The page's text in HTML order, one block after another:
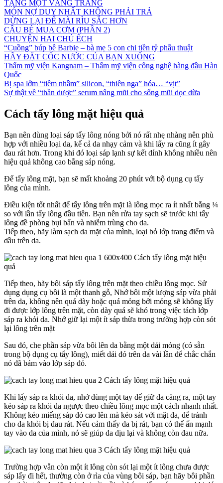
TẶNG MỘT VẦNG TRĂNG
MÓN NỢ DUY NHẤT KHÔNG PHẢI TRẢ
DỪNG LẠI ĐỂ MÀI RÌU SẮC HƠN
CẬU BÉ MUA CƠM (PHẦN 2)
CHUYỆN HAI CHÚ ẾCH
“Cuồng” búp bê Barbie – bà mẹ 5 con chi tiền tỷ phẫu thuật
HÃY ĐẶT CỐC NƯỚC CỦA BẠN XUỐNG
Thẩm mỹ viện Kangnam – Thẩm mỹ viện công nghệ hàng đầu Hàn
Quốc
Bị spa lởm “tiêm nhầm” silicon, “thiên nga” hóa… “vịt”
Sự thật về “thần dược” serum nâng mũi cho sống mũi dọc dừa
Cách tẩy lông mặt hiệu quả
Bạn nên dùng loại sáp tẩy lông nóng bởi nó rất nhẹ nhàng nên phù
hợp với nhiều loại da, kể cả da nhạy cảm và khi lấy ra cũng ít gây
đau rát hơn. Trong khi đó loại sáp lạnh sự kết dính không nhiều nên
hiệu quả không cao bằng sáp nóng.
Để tẩy lông mặt, bạn sẽ mất khoảng 20 phút với bộ dụng cụ tẩy
lông của mình.
Điều kiện tốt nhất để tẩy lông trên mặt là lông mọc ra ít nhất bằng ¼
so với lần tẩy lông đầu tiên. Bạn nên rửa tay sạch sẽ trước khi tẩy
lông đề phòng bụi bẩn và nhiễm trùng cho da.
Tiếp theo, hãy làm sạch da mặt của mình, loại bỏ lớp trang điểm và
dầu trên da.
Tiếp theo, hãy bôi sáp tẩy lông trên mặt theo chiều lông mọc. Sử
dụng dụng cụ bôi là một thanh gỗ, Nhớ bôi một lượng sáp vừa phải
trên da, không nên quá dày hoặc quá mỏng bởi mỏng sẽ không lấy
đi được lớp lông trên mặt, còn dày quá sẽ khó trong việc tách lớp
sáp ra khỏi da. Nhớ giữ lại một ít sáp thừa trong trường hợp còn sót
lại lông trên mặt
Sau đó, che phần sáp vừa bôi lên da bằng một dải mỏng (có sẵn
trong bộ dụng cụ tẩy lông), miết dải đó trên da vài lần để chắc chắn
nó đã bám vào lớp sáp đó.
Khi lấy sáp ra khỏi da, nhớ dùng một tay để giữ da căng ra, một tay
kéo sáp ra khỏi da ngược theo chiều lông mọc một cách nhanh nhất.
Không kéo miếng sáp đó cao lên mà kéo sát với mặt da, để tránh
cho da khỏi bị đau rát. Nếu cảm thấy da bị rát, bạn có thể ấn mạnh
tay vào da của mình, nó sẽ giúp da dịu lại và không còn đau nữa.
Trường hợp vẫn còn một ít lông còn sót lại một ít lông chưa được
sáp lấy đi hết, thường còn ở rìa của vùng bôi sáp, bạn hãy bôi phần